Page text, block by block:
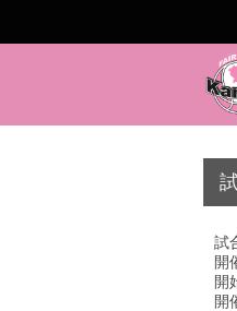
試
開
開
開